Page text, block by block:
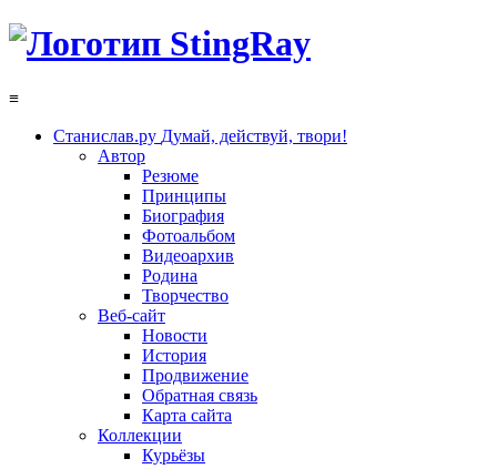
≡
Станислав.ру Думай, действуй, твори!
Автор
Резюме
Принципы
Биография
Фотоальбом
Видеоархив
Родина
Творчество
Веб-сайт
Новости
История
Продвижение
Обратная связь
Карта сайта
Коллекции
Курьёзы